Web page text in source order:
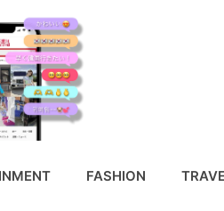
FASHION